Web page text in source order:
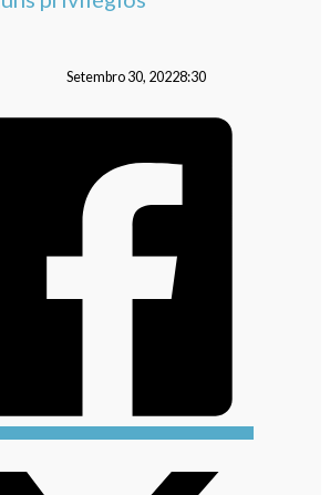
Setembro 30, 20228:30